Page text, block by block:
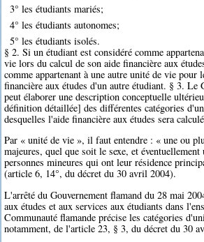
3° les étudiants mariés;
4° les étudiants autonomes;
5° les étudiants isolés.
§ 2. Si un étudiant est considéré comme
vie lors du calcul de son aide financière aux
comme appartenant à une autre unité de vie pour
financière aux études d'un autre étudiant. § 3. Le
peut élaborer une description conceptuelle
définition détaillée] des différentes catégories
desquelles l'aide financière aux études sera
Par « unité de vie », il faut entendre : « une ou
majeures, quel que soit le sexe, et
personnes mineures qui ont leur résidence
(article 6, 14°, du décret du 30 avril 2004).
L'arrêté du Gouvernement flamand du 28 mai
aux études et aux services aux étudiants dans
Communauté flamande précise les catégories
notamment, de l'article 23, § 3, du décret du 30